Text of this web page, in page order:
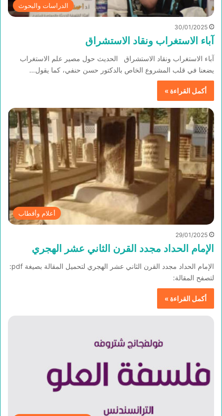
الدراسات والبحوث
30/01/2025
آباء الاستغراب ونقاد الاستشراق
آباء الاستغراب ونقاد الاستشراق الحديث حول مصير علم الاستغراب
يضعنا في قلب المشروع الخاص بالدكتور حسن حنفي، كما يقول…
أكمل القراءة »
أعلام وأقطاب
29/01/2025
الإمام الحداد مجدد القرن الثاني عشر الهجري
الإمام الحداد مجدد القرن الثاني عشر الهجري لتحميل المقالة بصيغة pdf:
لتصفح المقالة:
أكمل القراءة »